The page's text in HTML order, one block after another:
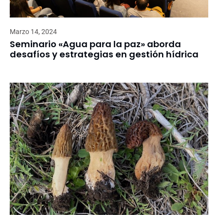
Marzo 14, 2024
Seminario «Agua para la paz» aborda
desafíos y estrategias en gestión hídrica